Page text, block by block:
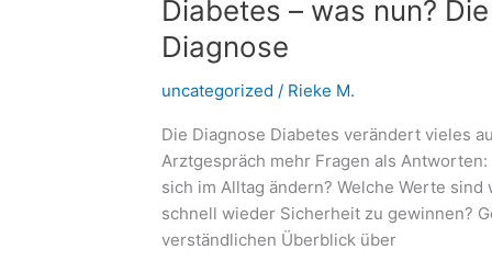
Diabetes – was nun?
Diagnose
uncategorized / Rieke M.
Die Diagnose Diabetes verändert vieles
Arztgespräch mehr Fragen als
sich im Alltag ändern? Welche Werte
schnell wieder Sicherheit zu gewinnen?
verständlichen Überblick über